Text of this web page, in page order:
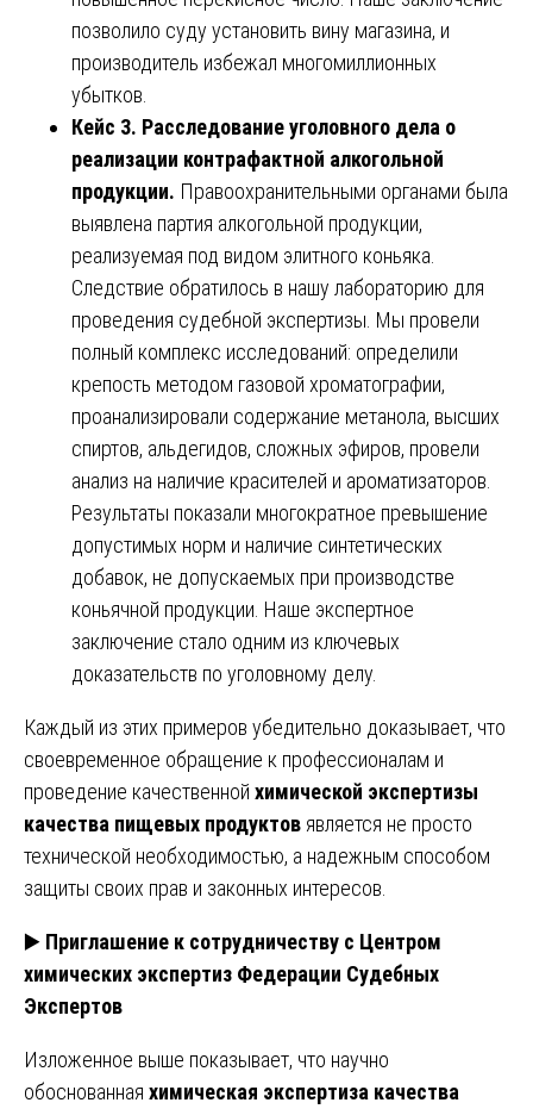
позволило суду установить вину магазина, и
производитель избежал многомиллионных
убытков.
Кейс 3. Расследование уголовного дела о
реализации контрафактной алкогольной
продукции. Правоохранительными органами была
выявлена партия алкогольной продукции,
реализуемая под видом элитного коньяка.
Следствие обратилось в нашу лабораторию для
проведения судебной экспертизы. Мы провели
полный комплекс исследований: определили
крепость методом газовой хроматографии,
проанализировали содержание метанола, высших
спиртов, альдегидов, сложных эфиров, провели
анализ на наличие красителей и ароматизаторов.
Результаты показали многократное превышение
допустимых норм и наличие синтетических
добавок, не допускаемых при производстве
коньячной продукции. Наше экспертное
заключение стало одним из ключевых
доказательств по уголовному делу.
Каждый из этих примеров убедительно доказывает, что
своевременное обращение к профессионалам и
проведение качественной химической экспертизы
качества пищевых продуктов является не просто
технической необходимостью, а надежным способом
защиты своих прав и законных интересов.
▶️ Приглашение к сотрудничеству с Центром
химических экспертиз Федерации Судебных
Экспертов
Изложенное выше показывает, что научно
обоснованная химическая экспертиза качества